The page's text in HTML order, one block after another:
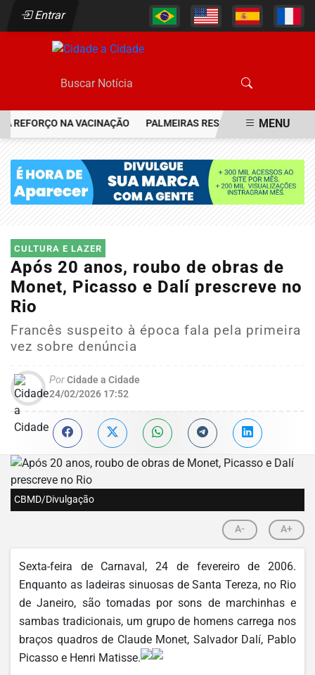
Entrar
NA VACINAÇÃO PALMEIRAS RESGATA JOIA DOMENU
CULTURA E LAZER
Após 20 anos, roubo de obras de
Monet, Picasso e Dalí prescreve no
Rio
Francês suspeito à época fala pela primeira
vez sobre denúncia
PorCidade a Cidade
24/02/2026 17:52
CBMD/Divulgação
A- A+
Sexta-feira de Carnaval, 24 de fevereiro de 2006.
Enquanto as ladeiras sinuosas de Santa Tereza, no Rio
de Janeiro, são tomadas por sons de marchinhas e
sambas tradicionais, um grupo de homens carrega nos
braços quadros de Claude Monet, Salvador Dalí, Pablo
Picasso e Henri Matisse.